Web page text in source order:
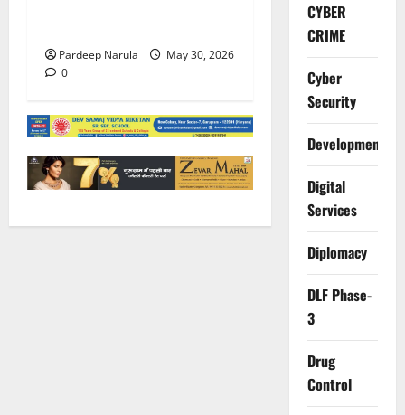
Pardeep Narula
May 30, 2026
0
CYBER
CRIME
Cyber
Security
Development
Digital
Services
Diplomacy
DLF Phase-
3
Drug
Control